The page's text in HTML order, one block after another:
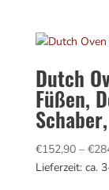
Dutch
Füßen,
€152,90 – €
Lieferzeit: ca.